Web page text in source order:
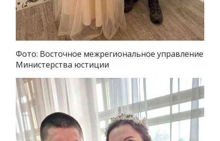
Фото: Восточное межрегиональное управление
Министерства юстиции